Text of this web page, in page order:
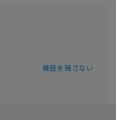
履歴を残さない